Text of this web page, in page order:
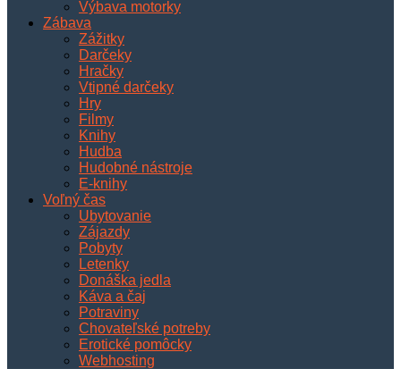
Výbava motorky
Zábava
Zážitky
Darčeky
Hračky
Vtipné darčeky
Hry
Filmy
Knihy
Hudba
Hudobné nástroje
E-knihy
Voľný čas
Ubytovanie
Zájazdy
Pobyty
Letenky
Donáška jedla
Káva a čaj
Potraviny
Chovateľské potreby
Erotické pomôcky
Webhosting